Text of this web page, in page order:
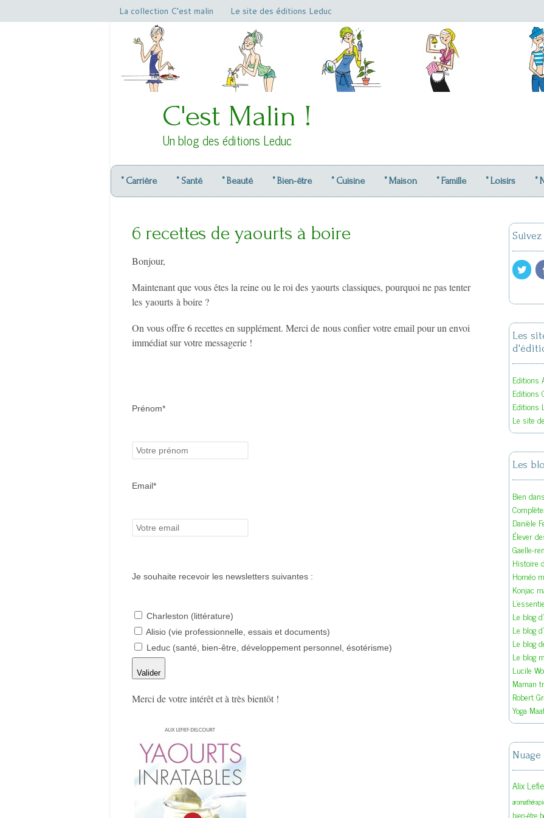
La collection C’est malin Le site des éditions Leduc
C'est Malin !
Un blog des éditions Leduc
° Carrière ° Santé ° Beauté ° Bien-être ° Cuisine ° Maison ° Famille ° Loisirs °
6 recettes de yaourts à boire
Bonjour,
Maintenant que vous êtes la reine ou le roi des yaourts classiques, pourquoi ne pas tenter
les yaourts à boire ?
On vous offre 6 recettes en supplément. Merci de nous confier votre email pour un envoi
immédiat sur votre messagerie !
Prénom*
Email*
Je souhaite recevoir les newsletters suivantes :
Charleston (littérature)
Alisio (vie professionnelle, essais et documents)
Leduc (santé, bien-être, développement personnel, ésotérisme)
Valider
Merci de votre intérêt et à très bientôt !
Les
Editions
Editions
Editions
Le site
Les
Bien
Danièle
Élever
Gaelle-
Histoire
Homéo
Konjac
Le blog
Le blog
Le blog
Le blog
Lucile
Maman
Robert
Yoga
Alix